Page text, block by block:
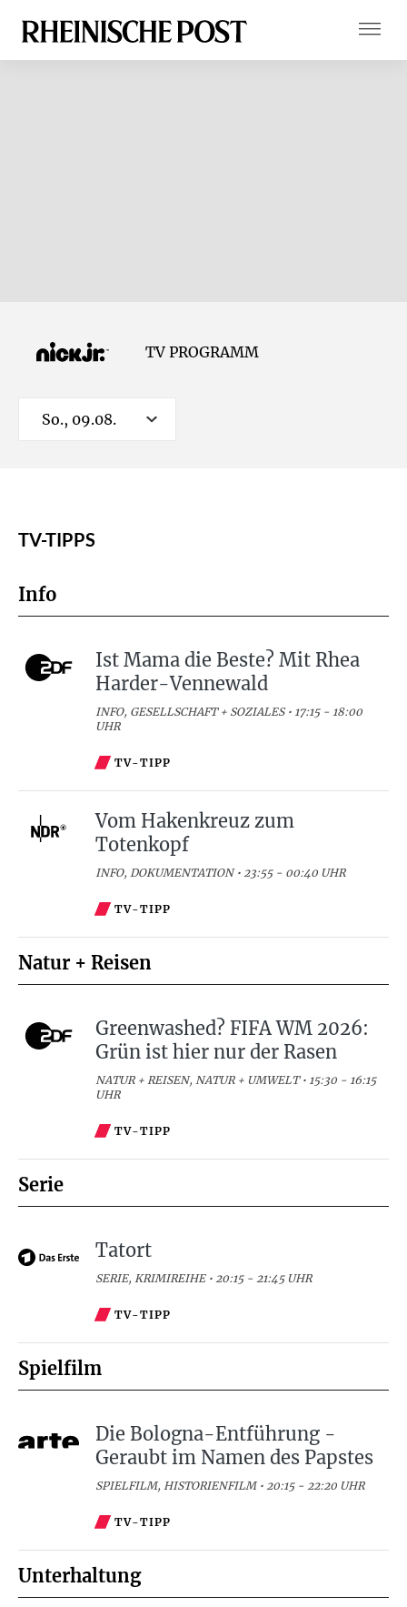
TV PROGRAMM
So., 09.08.
TV-TIPPS
Info
Ist Mama die Beste? Mit Rhea
Harder-Vennewald
INFO, GESELLSCHAFT + SOZIALES • 17:15 - 18:00
UHR
TV-TIPP
Vom Hakenkreuz zum
Totenkopf
INFO, DOKUMENTATION • 23:55 - 00:40 UHR
TV-TIPP
Natur + Reisen
Greenwashed? FIFA WM 2026:
Grün ist hier nur der Rasen
NATUR + REISEN, NATUR + UMWELT • 15:30 - 16:15
UHR
TV-TIPP
Serie
Tatort
SERIE, KRIMIREIHE • 20:15 - 21:45 UHR
TV-TIPP
Spielfilm
Die Bologna-Entführung -
Geraubt im Namen des Papstes
SPIELFILM, HISTORIENFILM • 20:15 - 22:20 UHR
TV-TIPP
Unterhaltung